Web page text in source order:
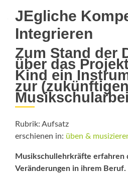
JEgliche
Integrieren
Zum Stand der
über das
Kind ein
zur
Rubrik: Aufsatz
erschienen in: üben &
Musikschullehrkräfte erfahren
Veränderungen in ihrem Beruf.